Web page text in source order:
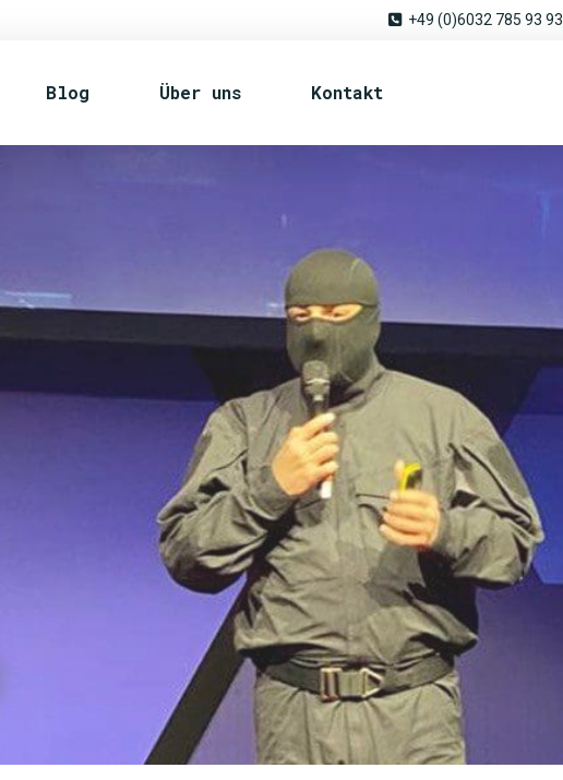
+49 (0)6032 785 93 93
Blog Über uns Kontakt